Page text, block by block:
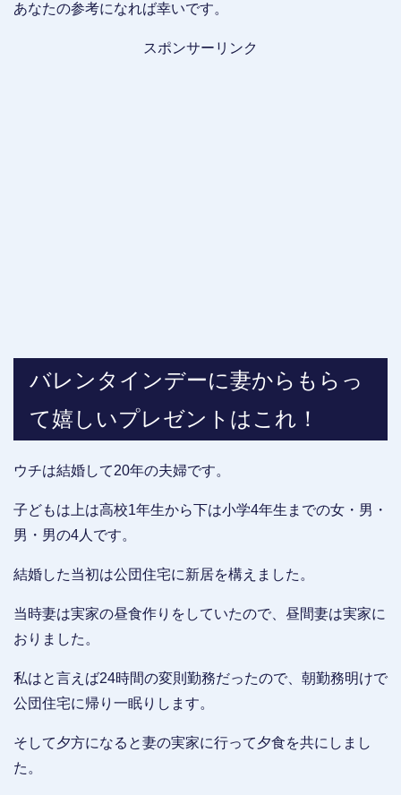
あなたの参考になれば幸いです。
スポンサーリンク
バレンタインデーに妻からもらっ
て嬉しいプレゼントはこれ！
ウチは結婚して20年の夫婦です。
子どもは上は高校1年生から下は小学4年生までの女・男・
男・男の4人です。
結婚した当初は公団住宅に新居を構えました。
当時妻は実家の昼食作りをしていたので、昼間妻は実家に
おりました。
私はと言えば24時間の変則勤務だったので、朝勤務明けで
公団住宅に帰り一眠りします。
そして夕方になると妻の実家に行って夕食を共にしまし
た。